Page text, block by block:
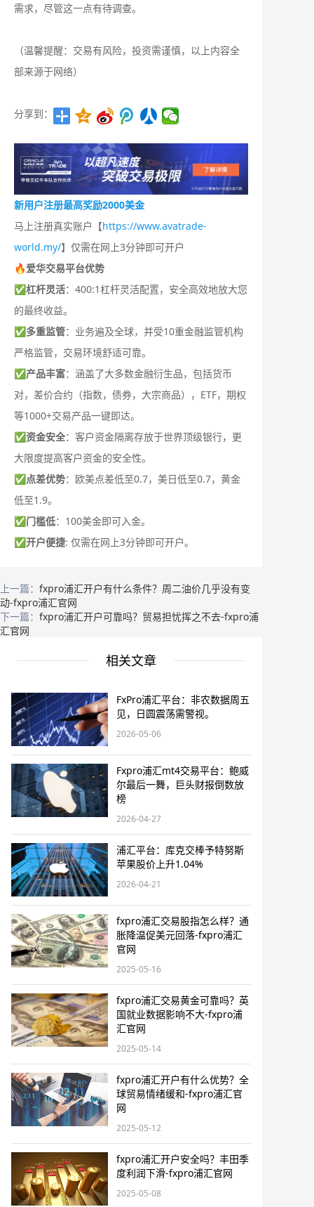
需求，尽管这一点有待调查。
（温馨提醒：交易有风险，投资需谨慎，以上内容全
部来源于网络）
分享到：
新用户注册最高奖励2000美金
马上注册真实账户【https://www.avatrade-
world.my/】仅需在网上3分钟即可开户
🔥爱华交易平台优势
✅杠杆灵活：400:1杠杆灵活配置，安全高效地放大您
的最终收益。
✅多重监管：业务遍及全球，并受10重金融监管机构
严格监管，交易环境舒适可靠。
✅产品丰富：涵盖了大多数金融衍生品，包括货币
对，差价合约（指数，债券，大宗商品），ETF，期权
等1000+交易产品一键即达。
✅资金安全：客户资金隔离存放于世界顶级银行，更
大限度提高客户资金的安全性。
✅点差优势：欧美点差低至0.7，美日低至0.7，黄金
低至1.9。
✅门槛低：100美金即可入金。
✅开户便捷: 仅需在网上3分钟即可开户。
上一篇： fxpro浦汇开户有什么条件？周二油价几乎没有变
动-fxpro浦汇官网
下一篇： fxpro浦汇开户可靠吗？贸易担忧挥之不去-fxpro浦
汇官网
相关文章
FxPro浦汇平台：非农数据周五
见，日圆震荡需警视。
2026-05-06
Fxpro浦汇mt4交易平台：鲍威
尔最后一舞，巨头财报倒数放
榜
2026-04-27
浦汇平台：库克交棒予特努斯
苹果股价上升1.04%
2026-04-21
fxpro浦汇交易股指怎么样？通
胀降温促美元回落-fxpro浦汇
官网
2025-05-16
fxpro浦汇交易黄金可靠吗？英
国就业数据影响不大-fxpro浦
汇官网
2025-05-14
fxpro浦汇开户有什么优势？全
球贸易情绪缓和-fxpro浦汇官
网
2025-05-12
fxpro浦汇开户安全吗？丰田季
度利润下滑-fxpro浦汇官网
2025-05-08